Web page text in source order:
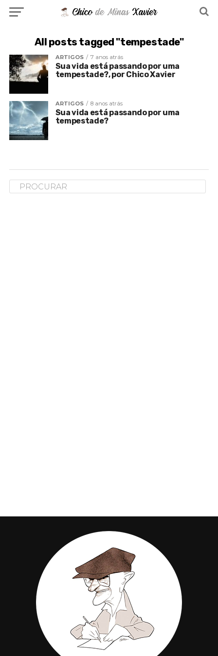
All posts tagged "tempestade"
ARTIGOS 7 anos atrás
Sua vida está passando por uma
tempestade?, por Chico Xavier
ARTIGOS 8 anos atrás
Sua vida está passando por uma
tempestade?